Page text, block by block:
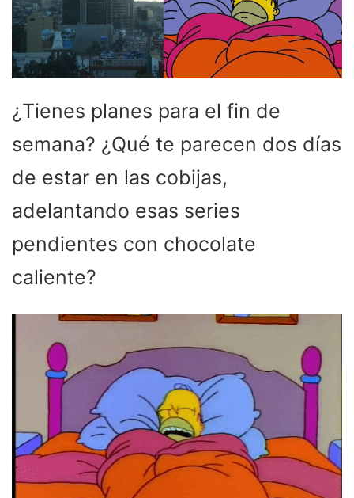
¿Tienes planes para el fin de
semana? ¿Qué te parecen dos días
de estar en las cobijas,
adelantando esas series
pendientes con chocolate
caliente?